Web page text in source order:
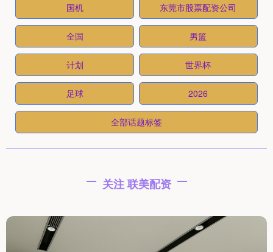
国机 东莞市股票配资公司
全国 男篮
计划 世界杯
足球 2026
全部话题标签
关注 联美配资